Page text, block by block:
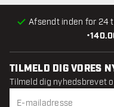
•
Afsendt inden for 24
TILMELD DIG VORES
Tilmeld dig nyhedsbrevet